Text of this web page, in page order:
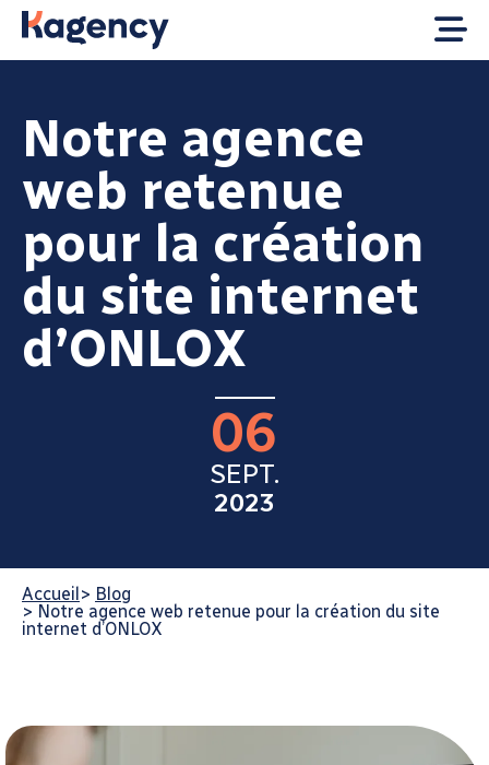
Notre agence
web retenue
pour la création
du site internet
d’ONLOX
06
SEPT.
2023
Accueil> Blog
> Notre agence web retenue pour la création du site
internet d’ONLOX